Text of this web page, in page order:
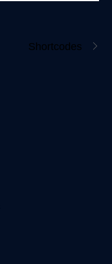
Shortcodes